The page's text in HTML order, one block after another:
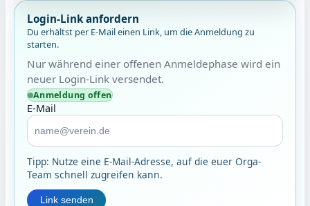
Login-Link anfordern
Du erhältst per E-Mail einen Link, um die Anmeldung zu
starten.
Nur während einer offenen Anmeldephase wird ein
neuer Login-Link versendet.
Anmeldung offen
E-Mail
Tipp: Nutze eine E-Mail-Adresse, auf die euer Orga-
Team schnell zugreifen kann.
Link senden